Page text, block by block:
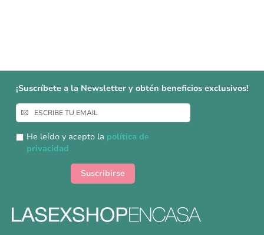
¡Suscríbete a la Newsletter y obtén beneficios exclusivos!
Inscríbase
a
nuestro
boletín
He leído y acepto la política de
privacidad
Suscribirse